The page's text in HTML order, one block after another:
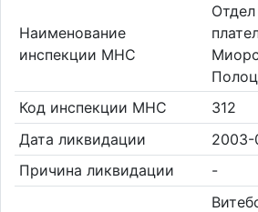
Наименование
инспекции МНС
Код инспекции МНС
312
Дата ликвидации
Причина ликвидации
-